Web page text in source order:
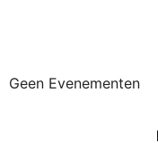
Geen Evenementen